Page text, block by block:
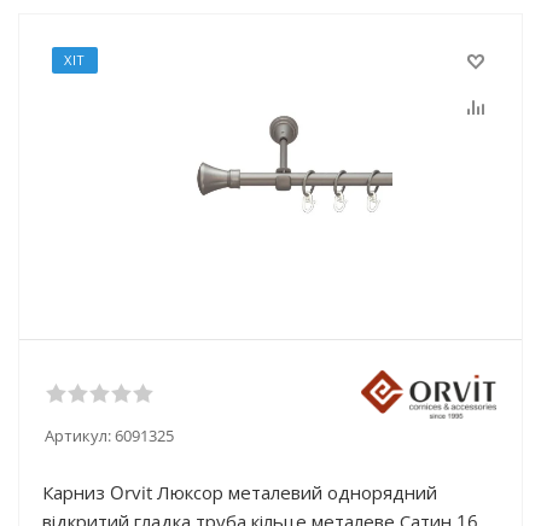
ХІТ
Артикул:6091325
Карниз Orvit Люксор металевий однорядний
відкритий гладка труба кільце металеве Сатин 16